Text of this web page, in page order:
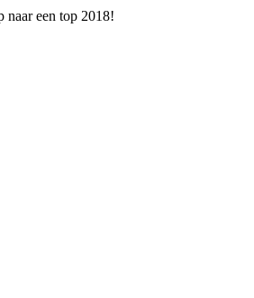
naar een top 2018!